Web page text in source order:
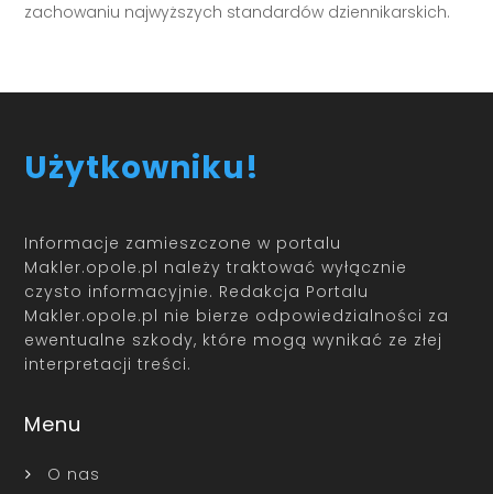
zachowaniu najwyższych standardów dziennikarskich.
Użytkowniku!
Informacje zamieszczone w portalu
Makler.opole.pl należy traktować wyłącznie
czysto informacyjnie. Redakcja Portalu
Makler.opole.pl nie bierze odpowiedzialności za
ewentualne szkody, które mogą wynikać ze złej
interpretacji treści.
Menu
O nas